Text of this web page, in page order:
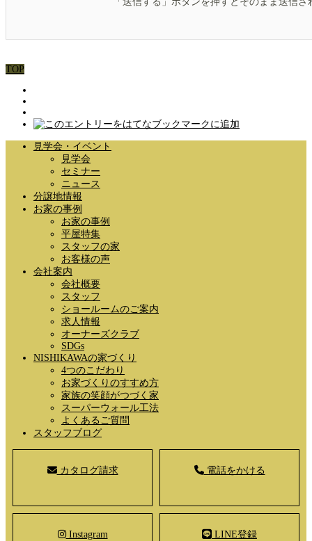
TOP
見学会・イベント
見学会
セミナー
ニュース
分譲地情報
お家の事例
お家の事例
平屋特集
スタッフの家
お客様の声
会社案内
会社概要
スタッフ
ショールームのご案内
求人情報
オーナーズクラブ
SDGs
NISHIKAWAの家づくり
4つのこだわり
お家づくりのすすめ方
家族の笑顔がつづく家
スーパーウォール工法
よくあるご質問
スタッフブログ
カタログ請求 電話をかける
Instagram LINE登録